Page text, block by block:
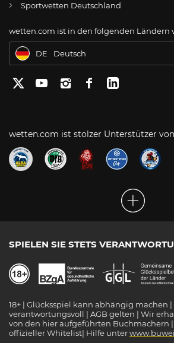
Sportwetten Deutschland
wetten.com ist in den folgenden Ländern
Apostas Online no Brasil
DE
Deutsch
wetten.com ist stolzer Unterstützer
SPIELEN SIE STETS
18+ | Glücksspiel kann abhängig machen |
verantwortungsvoll | AGB gelten | Wir
von den hier aufgeführten Buchmachern
offizieller Whitelist| Hilfe unter